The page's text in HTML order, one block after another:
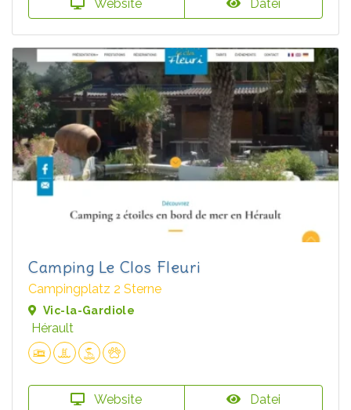
Website Datei
Camping Le Clos Fleuri
Campingplatz 2 Sterne
Vic-la-Gardiole
Hérault
Website Datei